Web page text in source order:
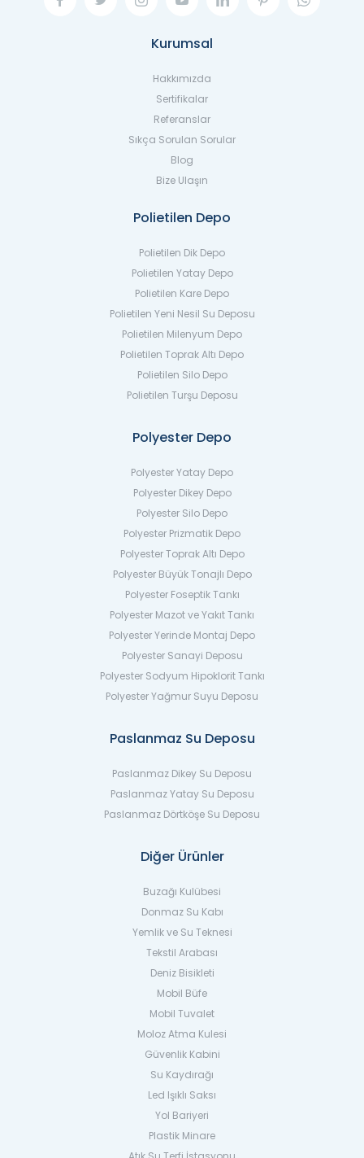
Kurumsal
Hakkımızda
Sertifikalar
Referanslar
Sıkça Sorulan Sorular
Blog
Bize Ulaşın
Polietilen Depo
Polietilen Dik Depo
Polietilen Yatay Depo
Polietilen Kare Depo
Polietilen Yeni Nesil Su Deposu
Polietilen Milenyum Depo
Polietilen Toprak Altı Depo
Polietilen Silo Depo
Polietilen Turşu Deposu
Polyester Depo
Polyester Yatay Depo
Polyester Dikey Depo
Polyester Silo Depo
Polyester Prizmatik Depo
Polyester Toprak Altı Depo
Polyester Büyük Tonajlı Depo
Polyester Foseptik Tankı
Polyester Mazot ve Yakıt Tankı
Polyester Yerinde Montaj Depo
Polyester Sanayi Deposu
Polyester Sodyum Hipoklorit Tankı
Polyester Yağmur Suyu Deposu
Paslanmaz Su Deposu
Paslanmaz Dikey Su Deposu
Paslanmaz Yatay Su Deposu
Paslanmaz Dörtköşe Su Deposu
Diğer Ürünler
Buzağı Kulübesi
Donmaz Su Kabı
Yemlik ve Su Teknesi
Tekstil Arabası
Deniz Bisikleti
Mobil Büfe
Mobil Tuvalet
Moloz Atma Kulesi
Güvenlik Kabini
Su Kaydırağı
Led Işıklı Saksı
Yol Bariyeri
Plastik Minare